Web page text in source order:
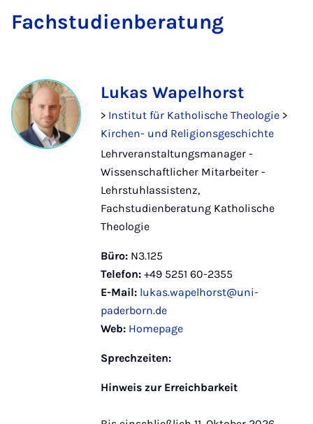
Fach­stu­dien­be­ra­tung
Lukas Wapelhorst
> Institut für Katholische Theologie >
Kirchen- und Religionsgeschichte
Lehrveranstaltungsmanager -
Wissenschaftlicher Mitarbeiter -
Lehrstuhlassistenz,
Fachstudienberatung Katholische
Theologie
Büro: N3.125
Telefon: +49 5251 60-2355
E-Mail: lukas.wapelhorst@uni-
paderborn.de
Web: Homepage
Sprechzeiten:
Hinweis zur Erreichbarkeit